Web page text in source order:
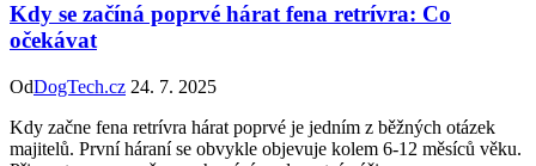
Kdy se začíná poprvé hárat fena retrívra: Co
očekávat
OdDogTech.cz 24. 7. 2025
Kdy začne fena retrívra hárat poprvé je jedním z běžných otázek
majitelů. První háraní se obvykle objevuje kolem 6-12 měsíců věku.